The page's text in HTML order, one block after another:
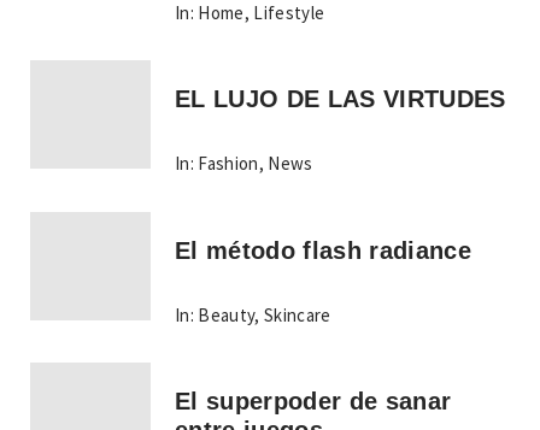
In: Home, Lifestyle
EL LUJO DE LAS VIRTUDES
In: Fashion, News
El método flash radiance
In: Beauty,Skincare
El superpoder de sanar